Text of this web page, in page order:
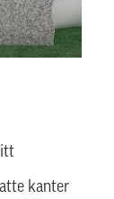
kanter